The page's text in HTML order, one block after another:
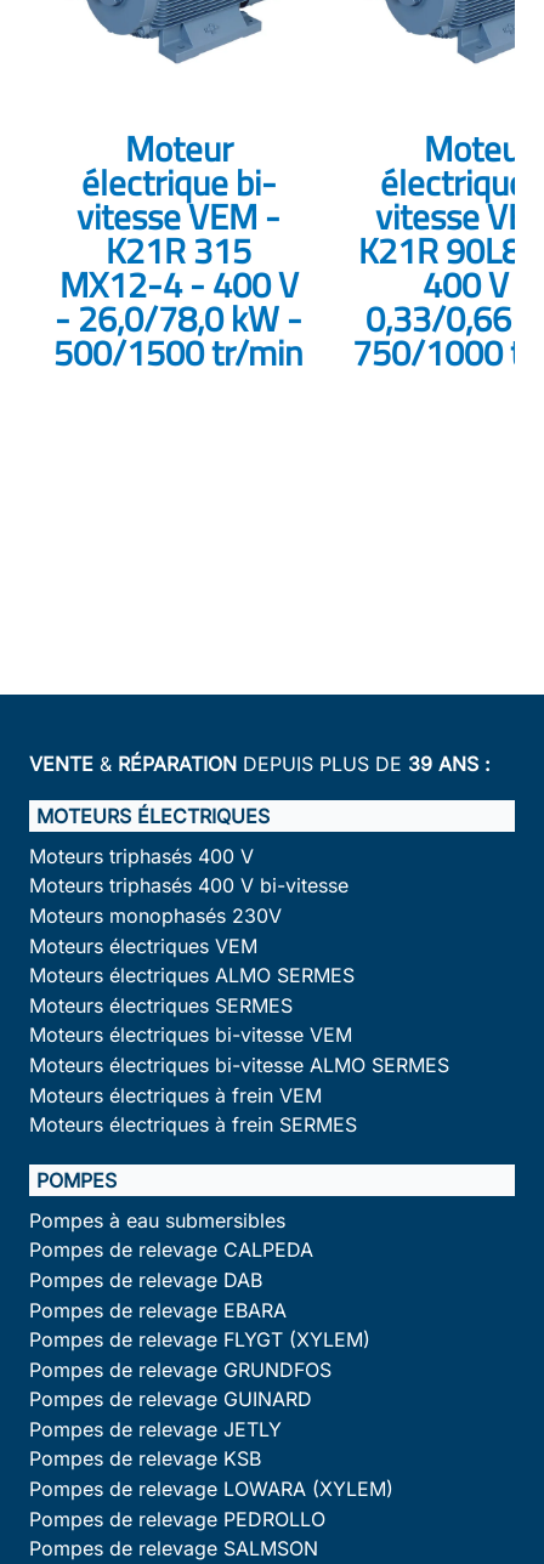
Moteur
électrique bi-
vitesse VEM -
K21R 315
MX12-4 - 400 V
- 26,0/78,0 kW -
500/1500 tr/min
Moteur
électrique
vitesse
K21R
400 V -
0,33/0,66
750/1000
VENTE & RÉPARATION DEPUIS PLUS DE 39 ANS :
MOTEURS ÉLECTRIQUES
Moteurs triphasés 400 V
Moteurs triphasés 400 V bi-vitesse
Moteurs monophasés 230V
Moteurs électriques VEM
Moteurs électriques ALMO SERMES
Moteurs électriques SERMES
Moteurs électriques bi-vitesse VEM
Moteurs électriques bi-vitesse ALMO SERMES
Moteurs électriques à frein VEM
Moteurs électriques à frein SERMES
POMPES
Pompes à eau submersibles
Pompes de relevage CALPEDA
Pompes de relevage DAB
Pompes de relevage EBARA
Pompes de relevage FLYGT (XYLEM)
Pompes de relevage GRUNDFOS
Pompes de relevage GUINARD
Pompes de relevage JETLY
Pompes de relevage KSB
Pompes de relevage LOWARA (XYLEM)
Pompes de relevage PEDROLLO
Pompes de relevage SALMSON